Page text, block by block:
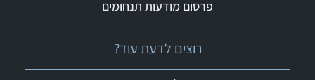
רוצים לדעת עוד?
פרסום מודעות תנחומים